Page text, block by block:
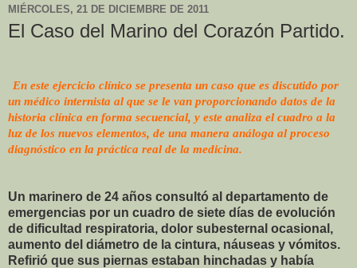
MIÉRCOLES, 21 DE DICIEMBRE DE 2011
El Caso del Marino del Corazón Partido.
En este ejercicio clínico se presenta un caso que es discutido por
un médico internista al que se le van proporcionando datos de la
historia clínica en forma secuencial, y este analiza el cuadro a la
luz de los nuevos elementos, de una manera análoga al proceso
diagnóstico en la práctica real de la medicina.
Un marinero de 24 años consultó al departamento de
emergencias por un cuadro de siete días de evolución
de dificultad respiratoria, dolor subesternal ocasional,
aumento del diámetro de la cintura, náuseas y vómitos.
Refirió que sus piernas estaban hinchadas y había